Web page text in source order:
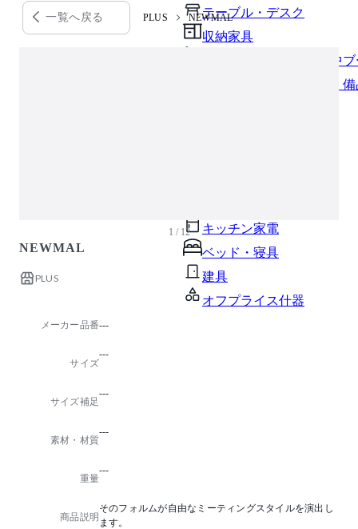
テーブル・デスク
収納家具
パーソナルブース・集中
オフィスアクセサリー・
キッチン家電
ベッド・寝具
建具
オフプライス什器
一覧へ戻る PLUS NEWMAL
1 / 12
NEWMAL
PLUS
メーカー品番---
サイズ
---
サイズ補足
---
素材・材質
---
重量
---
商品説明
そのフォルムが自由なミーティングスタイルを演出し
ます。